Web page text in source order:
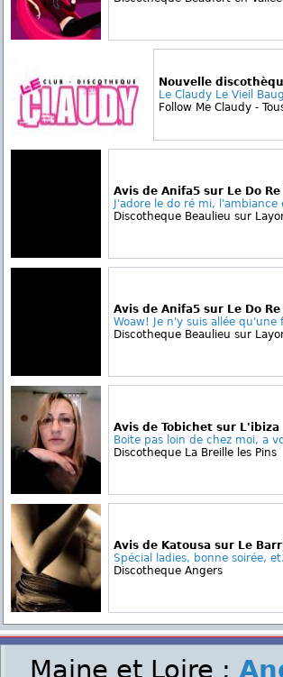
Nouvelle
Le Claudy Le Vieil
Follow Me Claudy -
Avis de Anifa5 sur Le Do Re
J'adore le do ré mi, l'ambiance
Discotheque Beaulieu sur
Avis de Anifa5 sur Le Do Re
Woaw! Je n'y suis allée qu'une
Discotheque Beaulieu sur
Avis de Tobichet sur L'ibiza
Boite pas loin de chez moi, a
Discotheque La Breille les Pins
Avis de Katousa sur Le
Spécial ladies, bonne soirée,
Discotheque Angers
Maine et Loire :